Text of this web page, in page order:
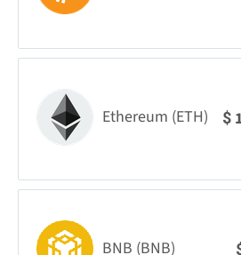
Ethereum (ETH) $
BNB (BNB)